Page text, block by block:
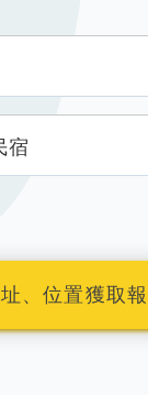
宿
、位置獲取